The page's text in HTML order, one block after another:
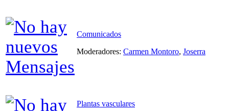
Comunicados
Moderadores: Carmen Montoro, Joserra
Plantas vasculares